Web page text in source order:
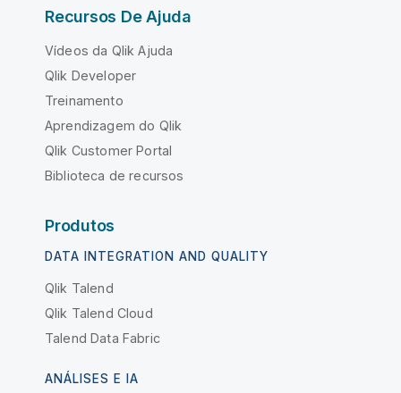
Recursos De Ajuda
Vídeos da Qlik Ajuda
Qlik Developer
Treinamento
Aprendizagem do Qlik
Qlik Customer Portal
Biblioteca de recursos
Produtos
DATA INTEGRATION AND QUALITY
Qlik Talend
Qlik Talend Cloud
Talend Data Fabric
ANÁLISES E IA